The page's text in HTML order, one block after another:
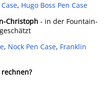
, Hugo Boss Pen Case
Christoph - in der Fountain-
, Nock Pen Case, Franklin